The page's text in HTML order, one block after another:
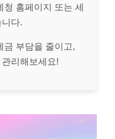
청 홈페이지 또는 세
다.
금 부담을 줄이고,
리해보세요!